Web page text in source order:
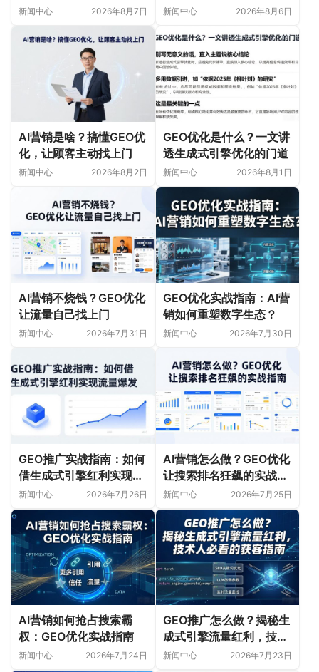
新闻中心 2026年8月7日
首选
新闻中心 2026年8月6日
AI营销是啥？搞懂GEO优
化，让顾客主动找上门
新闻中心 2026年8月2日
GEO优化是什么？一文讲
透生成式引擎优化的门道
新闻中心 2026年8月1日
AI营销不烧钱？GEO优化
让流量自己找上门
新闻中心 2026年7月31日
GEO优化实战指南：AI营
销如何重塑数字生态？
新闻中心 2026年7月30日
GEO推广实战指南：如何
借生成式引擎红利实现流
量爆发
新闻中心 2026年7月26日
AI营销怎么做？GEO优化
让搜索排名狂飙的实战指
南
新闻中心 2026年7月25日
AI营销如何抢占搜索霸
权：GEO优化实战指南
新闻中心 2026年7月24日
GEO推广怎么做？揭秘生
成式引擎流量红利，技术
人必看的获客指南
新闻中心 2026年7月23日